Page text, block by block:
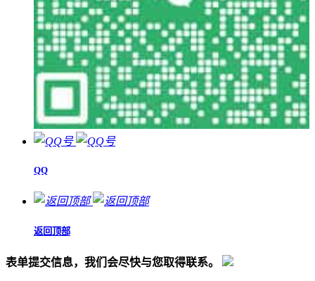
QQ
返回顶部
表单提交信息，我们会尽快与您取得联系。